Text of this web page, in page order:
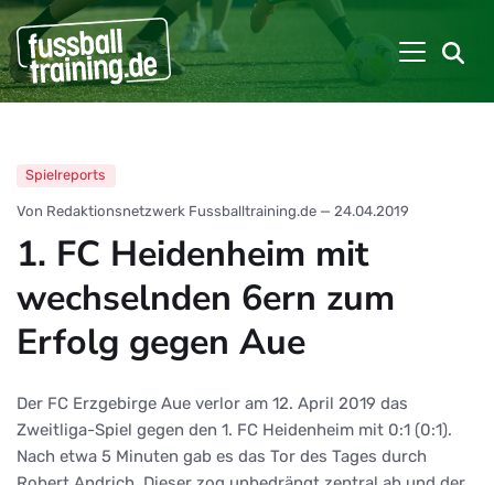
Spielreports
Von Redaktionsnetzwerk Fussballtraining.de — 24.04.2019
1. FC Heidenheim mit
wechselnden 6ern zum
Erfolg gegen Aue
Der FC Erzgebirge Aue verlor am 12. April 2019 das
Zweitliga-Spiel gegen den 1. FC Heidenheim mit 0:1 (0:1).
Nach etwa 5 Minuten gab es das Tor des Tages durch